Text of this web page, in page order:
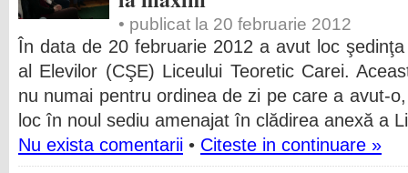
• publicat la 20 februarie 2012
În data de 20 februarie 2012 a avut loc
al Elevilor (CŞE) Liceului Teoretic Carei.
nu numai pentru ordinea de zi pe care a avut-
loc în noul sediu amenajat în clădirea anexă a
Nu exista comentarii • Citeste in continuare »